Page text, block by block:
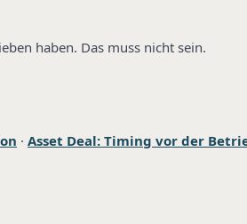
haben. Das muss nicht sein.
· Asset Deal: Timing vor der